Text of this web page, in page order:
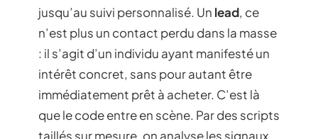
jusqu’au suivi personnalisé. Un lead, ce
n’est plus un contact perdu dans la masse
: il s’agit d’un individu ayant manifesté un
intérêt concret, sans pour autant être
immédiatement prêt à acheter. C’est là
que le code entre en scène. Par des scripts
taillés sur mesure, on analyse les signaux,